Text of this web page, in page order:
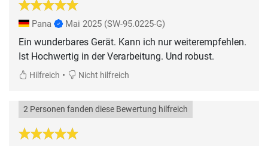
Pana Mai 2025 (SW-95.0225-G)
Ein wunderbares Gerät. Kann ich nur weiterempfehlen.
Ist Hochwertig in der Verarbeitung. Und robust.
Hilfreich • Nicht hilfreich
2 Personen fanden diese Bewertung hilfreich